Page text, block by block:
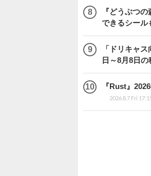
『どうぶつ
できるシール
「ドリキャ
日～8月8日
『Rust』
2026.8.7 Fri